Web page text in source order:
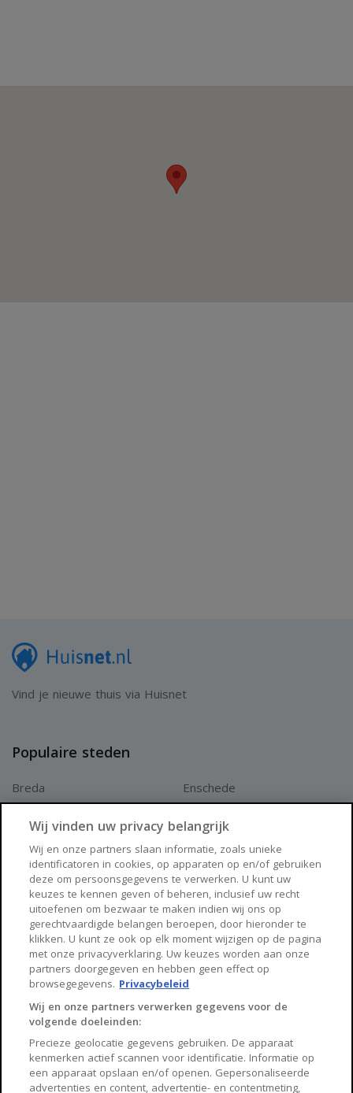
Vind je nieuwe thuis via Huisnet
Populaire steden
Breda
Arnhem
Enschede
Zwolle
Huisnet
Over Huisnet
Algemene voorwaarden
Privacybeleid
Contact
Sitemap
Wij vinden uw privacy belangrijk
Wij en onze partners slaan informatie, zoals unieke
identificatoren in cookies, op apparaten op en/of gebruiken
deze om persoonsgegevens te verwerken. U kunt uw
keuzes te kennen geven of beheren, inclusief uw recht
uitoefenen om bezwaar te maken indien wij ons op
gerechtvaardigde belangen beroepen, door hieronder te
klikken. U kunt ze ook op elk moment wijzigen op de pagina
met onze privacyverklaring. Uw keuzes worden aan onze
partners doorgegeven en hebben geen effect op
browsegegevens. Privacybeleid
Wij en onze partners verwerken gegevens voor de
volgende doeleinden:
Precieze geolocatie gegevens gebruiken. De apparaat
kenmerken actief scannen voor identificatie. Informatie op
een apparaat opslaan en/of openen. Gepersonaliseerde
advertenties en content, advertentie- en contentmeting,